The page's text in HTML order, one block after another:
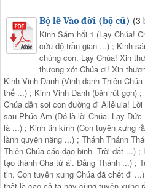
Bộ lễ Vào đời (bộ cũ) (3
Kinh Sám hối 1 (Lạy Chúa!
cứu độ trần gian ...) ; Kinh
chúng con. Lạy Chúa! Xin
thương xót Chúa ơi! Xin
Kinh Vinh Danh (Vinh danh Thiên
thế ...) ; Kinh Vinh Danh (bản rút gọn)
Chúa dẫn soi con đường đi Allêluia!
sau Phúc Âm (Đó là lời Chúa. Lạy Đức
là ...) ; Kinh tin kính (Con tuyên xưng
lành quyền năng ...) ; Thánh Thánh
Thiên Chúa các đạo binh. Trời đất ...) ;
tạo thành Cha từ ái. Đấng Thánh ...) ;
tin. Con tuyên xưng Chúa đã chết đi
thật là cao cả ta hãy cùng tuyên xưng